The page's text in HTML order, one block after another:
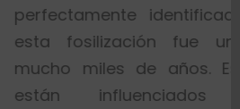
identificado piensa
fue un proceso
de años. Esto es
por